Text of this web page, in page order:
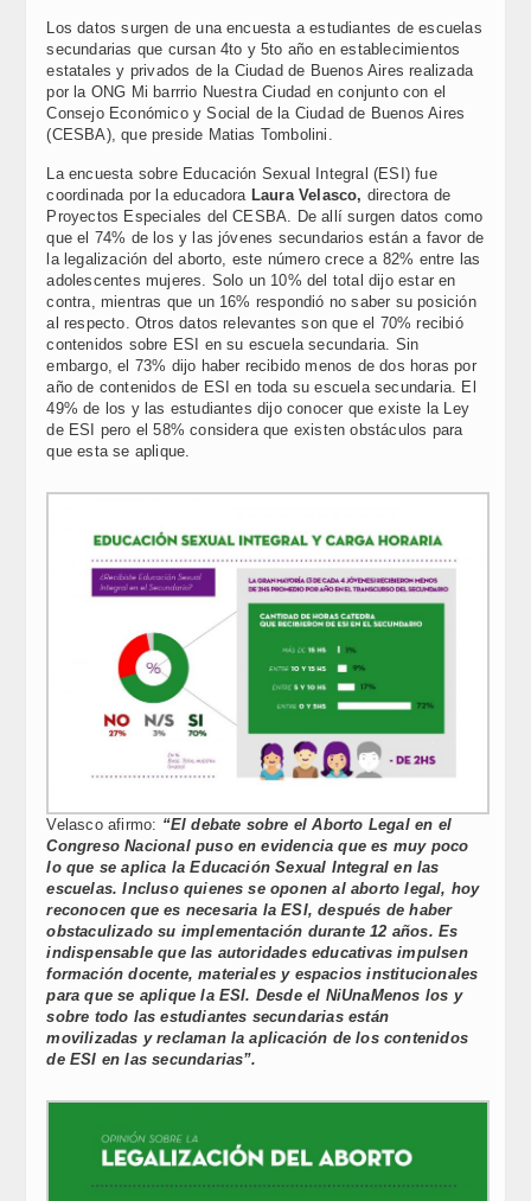
Los datos surgen de una encuesta a estudiantes de escuelas
secundarias que cursan 4to y 5to año en establecimientos
estatales y privados de la Ciudad de Buenos Aires realizada
por la ONG Mi barrrio Nuestra Ciudad en conjunto con el
Consejo Económico y Social de la Ciudad de Buenos Aires
(CESBA), que preside Matias Tombolini.
La encuesta sobre Educación Sexual Integral (ESI) fue
coordinada por la educadora Laura Velasco, directora de
Proyectos Especiales del CESBA. De allí surgen datos como
que el 74% de los y las jóvenes secundarios están a favor de
la legalización del aborto, este número crece a 82% entre las
adolescentes mujeres. Solo un 10% del total dijo estar en
contra, mientras que un 16% respondió no saber su posición
al respecto. Otros datos relevantes son que el 70% recibió
contenidos sobre ESI en su escuela secundaria. Sin
embargo, el 73% dijo haber recibido menos de dos horas por
año de contenidos de ESI en toda su escuela secundaria. El
49% de los y las estudiantes dijo conocer que existe la Ley
de ESI pero el 58% considera que existen obstáculos para
que esta se aplique.
Velasco afirmo: “El debate sobre el Aborto Legal en el
Congreso Nacional puso en evidencia que es muy poco
lo que se aplica la Educación Sexual Integral en las
escuelas. Incluso quienes se oponen al aborto legal, hoy
reconocen que es necesaria la ESI, después de haber
obstaculizado su implementación durante 12 años. Es
indispensable que las autoridades educativas impulsen
formación docente, materiales y espacios institucionales
para que se aplique la ESI. Desde el NiUnaMenos los y
sobre todo las estudiantes secundarias están
movilizadas y reclaman la aplicación de los contenidos
de ESI en las secundarias”.